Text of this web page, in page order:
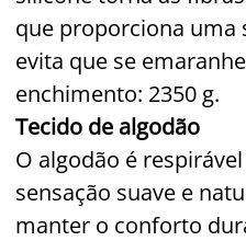
que proporciona uma
evita que se
enchimento: 2350 g.
Tecido de algodão
O algodão é
sensação suave e
manter o conforto